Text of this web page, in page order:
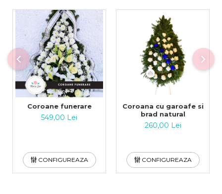
Coroane funerare
549,00 Lei
CONFIGUREAZA
Coroana cu garoafe si
brad natural
260,00 Lei
CONFIGUREAZA